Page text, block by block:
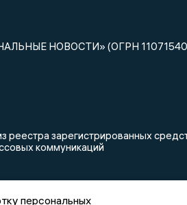
НОВОСТИ» (ОГРН
зарегистрированных
коммуникаций
персональных